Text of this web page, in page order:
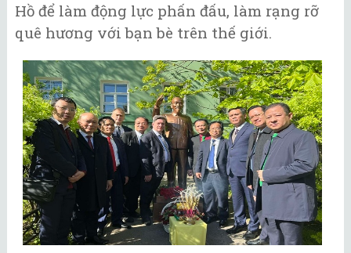
Hồ để làm động lực phấn đấu, làm rạng rỡ
quê hương với bạn bè trên thế giới.